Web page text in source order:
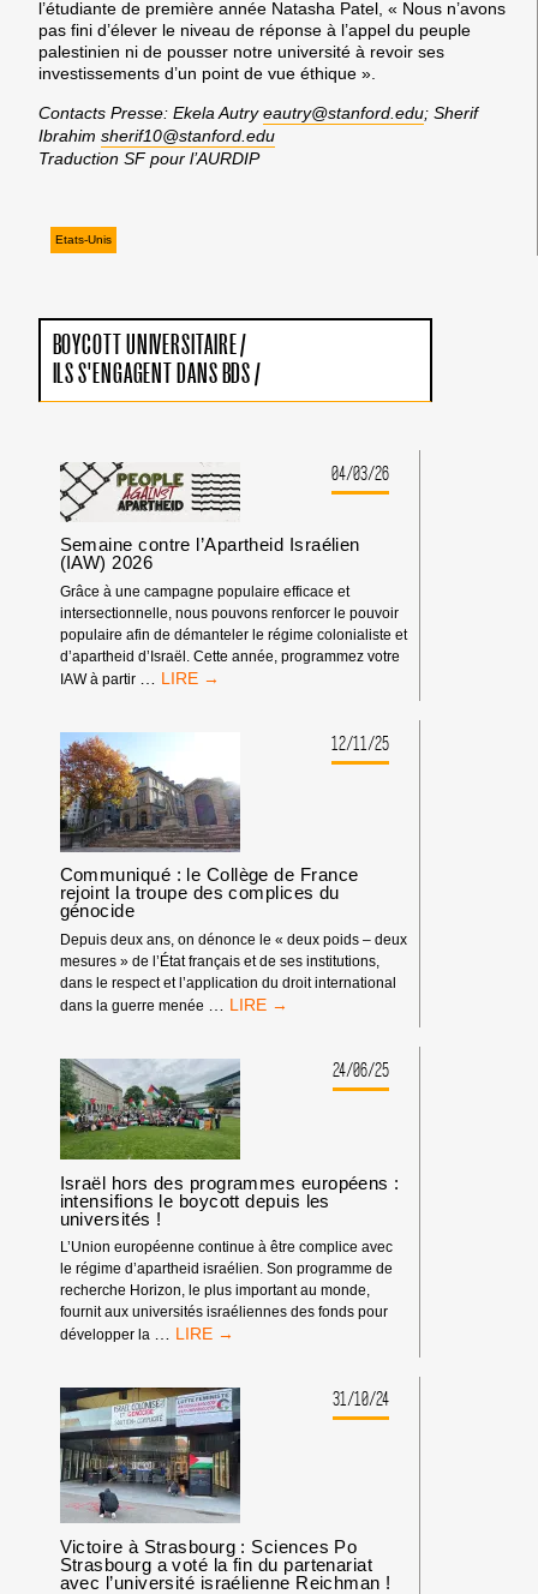
l’étudiante de première année Natasha Patel, « Nous n’avons
pas fini d’élever le niveau de réponse à l’appel du peuple
palestinien ni de pousser notre université à revoir ses
investissements d’un point de vue éthique ».
Contacts Presse: Ekela Autryeautry@stanford.edu; Sherif
Ibrahim sherif10@stanford.edu
Traduction SF pour l’AURDIP
Etats-Unis
BOYCOTT UNIVERSITAIRE/
ILS S'ENGAGENT DANS BDS/
04/03/26
Semaine contre l’Apartheid Israélien
(IAW) 2026
Grâce à une campagne populaire efficace et
intersectionnelle, nous pouvons renforcer le pouvoir
populaire afin de démanteler le régime colonialiste et
d’apartheid d’Israël. Cette année, programmez votre
IAW à partir
SEMAINE
2026
12/11/25
Communiqué : le Collège de France
rejoint la troupe des complices du
génocide
Depuis deux ans, on dénonce le « deux poids – deux
mesures » de l’État français et de ses institutions,
dans le respect et l’application du droit international
dans la guerre menée
COMMUNIQUÉ
COLLÈGE
DE
FRANCE
REJOINT
LA
TROUPE
DES
DU
GÉNOCIDE
24/06/25
Israël hors des programmes européens :
intensifions le boycott depuis les
universités !
L’Union européenne continue à être complice avec
le régime d’apartheid israélien. Son programme de
recherche Horizon, le plus important au monde,
fournit aux universités israéliennes des fonds pour
développer la
ISRAËL
PROGRAMMES
EUROPÉENS :
INTENSIFIONS
LE
BOYCOTT
DEPUIS
LES
UNIVERSITÉS !
31/10/24
Victoire à Strasbourg : Sciences Po
Strasbourg a voté la fin du partenariat
avec l’université israélienne Reichman !